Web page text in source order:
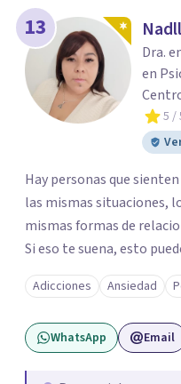
13
Dra.
en
5 /
Hay personas que
las mismas situaciones,
mismas formas de
Si eso te suena, esto
Adicciones Ansiedad
WhatsApp Email